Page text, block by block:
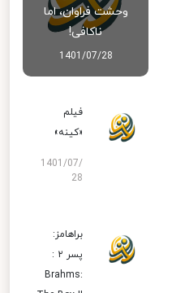
وحشت فراوان، اما
ناکافی!
1401/07/28
فیلم
«کینه»
1401/07/
28
براهامز:
پسر ۲ :
Brahms: